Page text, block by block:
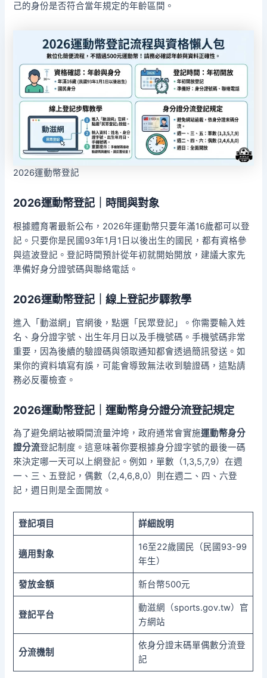
己的身份是否符合當年規定的年齡區間。
2026運動幣登記
2026運動幣登記｜時間與對象
根據體育署最新公布，2026年運動幣只要年滿16歲都可以登
記。只要你是民國93年1月1日以後出生的國民，都有資格參
與這波登記。登記時間預計從年初就開始開放，建議大家先
準備好身分證號碼與聯絡電話。
2026運動幣登記｜線上登記步驟教學
進入「動滋網」官網後，點選「民眾登記」。你需要輸入姓
名、身分證字號、出生年月日以及手機號碼。手機號碼非常
重要，因為後續的驗證碼與領取通知都會透過簡訊發送。如
果你的資料填寫有誤，可能會導致無法收到驗證碼，這點請
務必反覆檢查。
2026運動幣登記｜運動幣身分證分流登記規定
為了避免網站被瞬間流量沖垮，政府通常會實施運動幣身分
證分流登記制度。這意味著你要根據身分證字號的最後一碼
來決定哪一天可以上網登記。例如，單數（1,3,5,7,9）在週
一、三、五登記，偶數（2,4,6,8,0）則在週二、四、六登
記，週日則是全面開放。
登記項目 詳細說明
適用對象
16至22歲國民（民國93-99
年生）
發放金額 新台幣500元
登記平台
動滋網（sports.gov.tw）官
方網站
分流機制
依身分證末碼單偶數分流登
記